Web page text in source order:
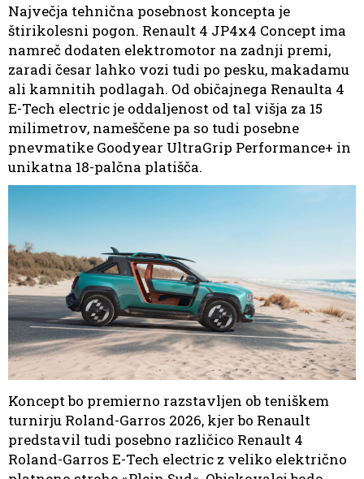
Največja tehnična posebnost koncepta je
štirikolesni pogon. Renault 4 JP4x4 Concept ima
namreč dodaten elektromotor na zadnji premi,
zaradi česar lahko vozi tudi po pesku, makadamu
ali kamnitih podlagah. Od običajnega Renaulta 4
E-Tech electric je oddaljenost od tal višja za 15
milimetrov, nameščene pa so tudi posebne
pnevmatike Goodyear UltraGrip Performance+ in
unikatna 18-palčna platišča.
Koncept bo premierno razstavljen ob teniškem
turnirju Roland-Garros 2026, kjer bo Renault
predstavil tudi posebno različico Renault 4
Roland-Garros E-Tech electric z veliko električno